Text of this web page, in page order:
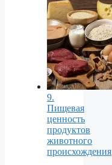
9.
Пищевая
ценность
продуктов
животного
происхождения